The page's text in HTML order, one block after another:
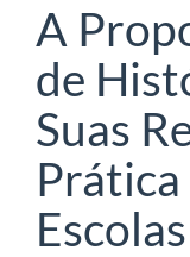
A
de
Suas
Prática